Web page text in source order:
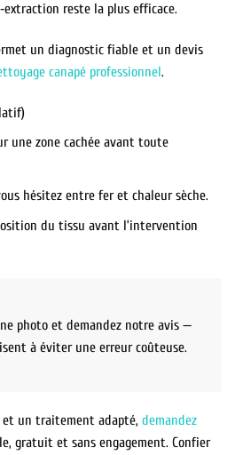
reste la plus efficace.
un diagnostic fiable et un devis
canapé professionnel.
une zone cachée avant toute
hésitez entre fer et chaleur sèche.
du tissu avant l’intervention
photo et demandez notre avis —
à éviter une erreur coûteuse.
un traitement adapté, demandez
gratuit et sans engagement. Confier